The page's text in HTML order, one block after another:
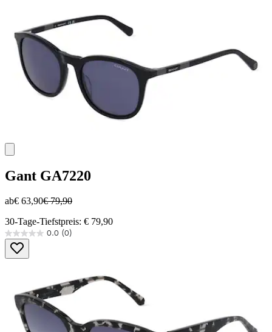
Gant GA7220
ab€ 63,90€ 79,90
30-Tage-Tiefstpreis: € 79,90
0.0 (0)
0.0
von
5